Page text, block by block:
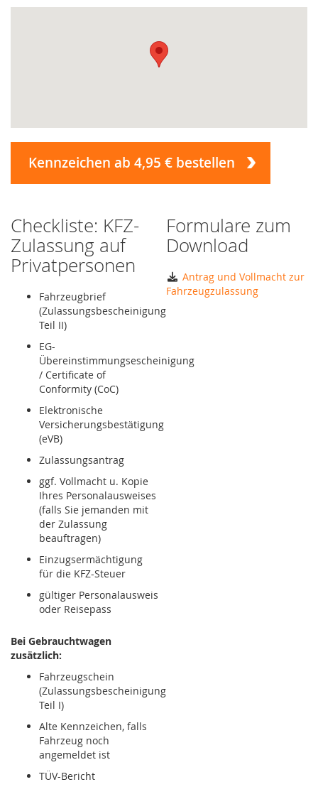
Kennzeichen ab 4,95 € bestellen
Checkliste: KFZ-
Zulassung auf
Privatpersonen
Fahrzeugbrief
(Zulassungsbescheinigung
Teil II)
EG-
Übereinstimmungsescheinigung
/ Certificate of
Conformity (CoC)
Elektronische
Versicherungsbestätigung
(eVB)
Zulassungsantrag
ggf. Vollmacht u. Kopie
Ihres Personalausweises
(falls Sie jemanden mit
der Zulassung
beauftragen)
Einzugsermächtigung
für die KFZ-Steuer
gültiger Personalausweis
oder Reisepass
Bei Gebrauchtwagen
zusätzlich:
Fahrzeugschein
(Zulassungsbescheinigung
Teil I)
Alte Kennzeichen, falls
Fahrzeug noch
angemeldet ist
TÜV-Bericht
Formulare zum
Download
Antrag und Vollmacht zur
Fahrzeugzulassung